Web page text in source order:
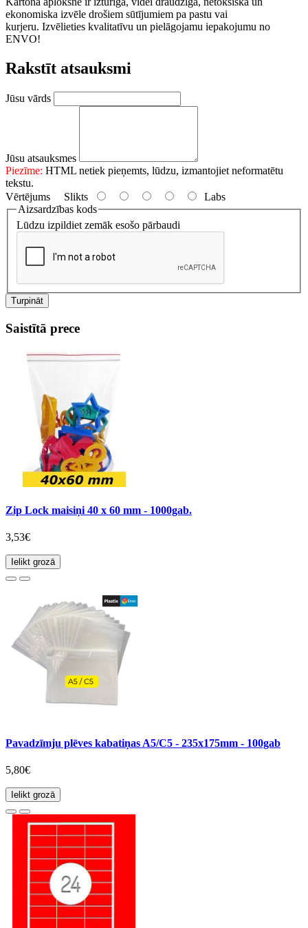
ekonomiska izvēle drošiem sūtījumiem pa pastu vai
kurjeru. Izvēlieties kvalitatīvu un pielāgojamu iepakojumu no
ENVO!
Rakstīt atsauksmi
Jūsu vārds
Jūsu atsauksmes
Piezīme: HTML netiek pieņemts, lūdzu, izmantojiet neformatētu
tekstu.
Vērtējums Slikts
Labs
Aizsardzības kods
Lūdzu izpildiet zemāk esošo pārbaudi
Turpināt
Saistītā prece
Zip Lock maisiņi 40 x 60 mm - 1000gab.
3,53€
Ielikt grozā
Pavadzīmju plēves kabatiņas A5/C5 - 235x175mm - 100gab
5,80€
Ielikt grozā